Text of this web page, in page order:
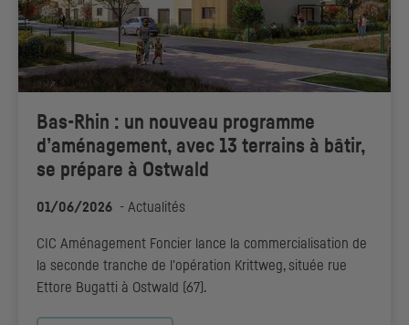
Bas-Rhin : un nouveau programme
d’aménagement, avec 13 terrains à bâtir,
se prépare à Ostwald
01/06/2026 - Actualités
CIC Aménagement Foncier lance la commercialisation de
la seconde tranche de l'opération Krittweg, située rue
Ettore Bugatti à Ostwald (67).